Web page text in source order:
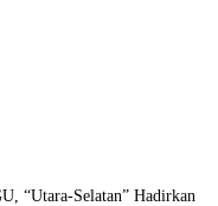
“Utara-Selatan” Hadirkan